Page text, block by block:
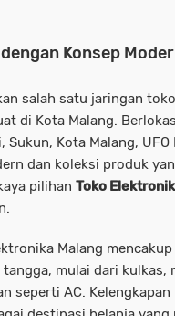
Konsep
salah satu jaringan
di Kota Malang.
Sukun, Kota Malang,
dan koleksi produk
pilihan Toko
Malang
mulai dari kulkas,
seperti AC. Kelengkapan